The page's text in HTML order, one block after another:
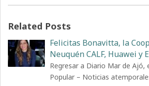
Related Posts
Felicitas Bonavitta, la
Neuquén CALF, Huawei y
Regresar a Diario Mar de Ajó,
Popular – Noticias